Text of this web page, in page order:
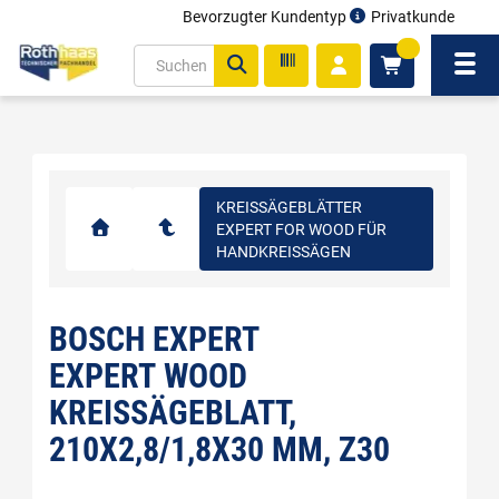
Bevorzugter Kundentyp Privatkunde
KREISSÄGEBLÄTTER
EXPERT FOR WOOD FÜR
HANDKREISSÄGEN
BOSCH EXPERT
EXPERT WOOD
KREISSÄGEBLATT,
210X2,8/1,8X30 MM, Z30